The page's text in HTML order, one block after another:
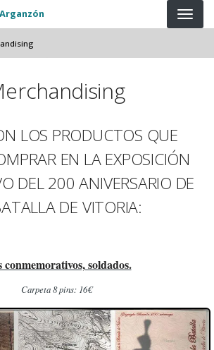
principal
LOS PRODUCTOS QUE
EN LA EXPOSICIÓN
DEL 200 ANIVERSARIO DE
DE VITORIA:
conmemorativos, soldados.
Carpeta 8 pins: 16€